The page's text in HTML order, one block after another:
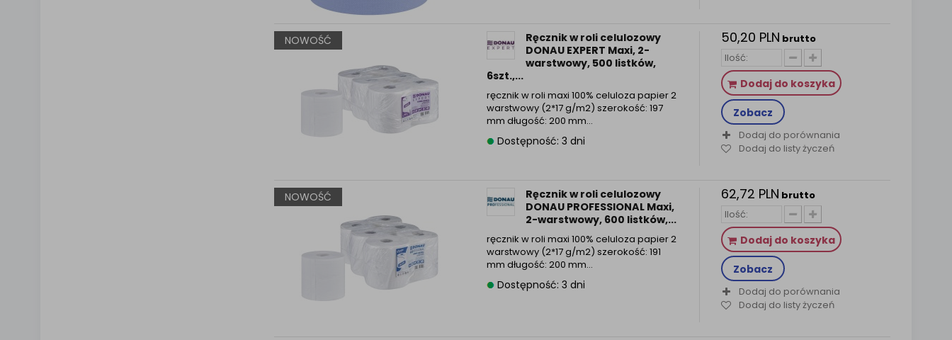
NOWOŚĆ
Ręcznik w roli celulozowy
DONAU EXPERT Maxi, 2-
warstwowy, 500 listków,
6szt.,...
ręcznik w roli maxi 100% celuloza papier 2
warstwowy (2*17 g/m2) szerokość: 197
mm długość: 200 mm...
Dostępność: 3 dni
50,20 PLN brutto
Dodaj do koszyka
Zobacz
Dodaj do porównania
Dodaj do listy życzeń
NOWOŚĆ
Ręcznik w roli celulozowy
DONAU PROFESSIONAL Maxi,
2-warstwowy, 600 listków,...
ręcznik w roli maxi 100% celuloza papier 2
warstwowy (2*17 g/m2) szerokość: 191
mm długość: 200 mm...
Dostępność: 3 dni
62,72 PLN brutto
Dodaj do koszyka
Zobacz
Dodaj do porównania
Dodaj do listy życzeń